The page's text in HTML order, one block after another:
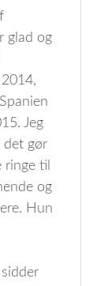
glad og
Jeg
det gør
ringe til
og
Hun